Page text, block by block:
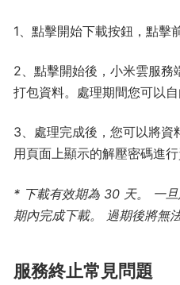
1、點擊開始下載按鈕，點擊
2、點擊開始後，小米雲服務
打包資料。處理期間您可以
3、處理完成後，您可以將資
用頁面上顯示的解壓密碼進
* 下載有效期為 30 天。 一
期內完成下載。 過期後將無法
服務終止常見問題